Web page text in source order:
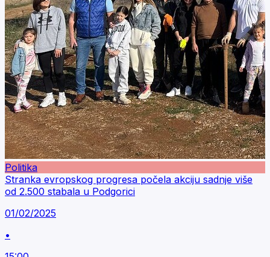
Politika
Stranka evropskog progresa počela akciju sadnje više
od 2.500 stabala u Podgorici
01/02/2025
•